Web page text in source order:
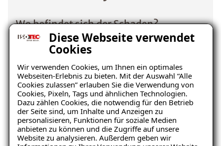
Diese Webseite verwendet
Cookies
Wir verwenden Cookies, um Ihnen ein optimales
Webseiten-Erlebnis zu bieten. Mit der Auswahl “Alle
Cookies zulassen” erlauben Sie die Verwendung von
Cookies, Pixeln, Tags und ähnlichen Technologien.
Dazu zählen Cookies, die notwendig für den Betrieb
der Seite sind, um Inhalte und Anzeigen zu
personalisieren, Funktionen für soziale Medien
anbieten zu können und die Zugriffe auf unsere
Website zu analysieren. Außerdem geben wir
Wo befindet sich der Schaden?
Keller Wohnraum